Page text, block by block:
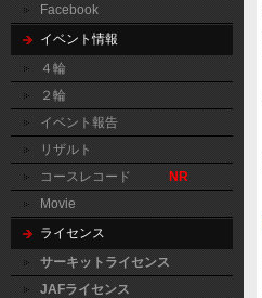
Facebook
イベント情報
４輪
２輪
イベント報告
リザルト
コースレコード
NR
Movie
ライセンス
サーキットライセンス
JAFライセンス